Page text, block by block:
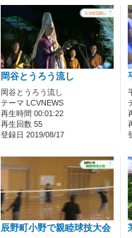
岡谷とうろう流し
岡谷とうろう流し
テーマ LCVNEWS
再生時間 00:01:22
再生回数 55
登録日 2019/08/17
辰野町小野で親睦球技大会